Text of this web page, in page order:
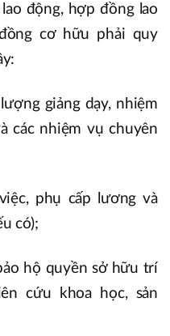
động, hợp đồng lao
cơ hữu phải quy
giảng dạy, nhiệm
các nhiệm vụ chuyên
phụ cấp lương và
có);
hộ quyền sở hữu trí
cứu khoa học, sản